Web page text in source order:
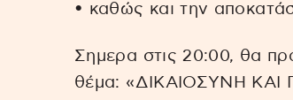
• καθώς και την
Σημερα στις 20:00, θα
θέμα: «ΔΙΚΑΙΟΣΥΝΗ ΚΑΙ